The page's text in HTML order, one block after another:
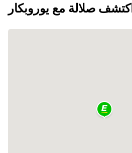
اكتشف صلالة مع يوروبكار